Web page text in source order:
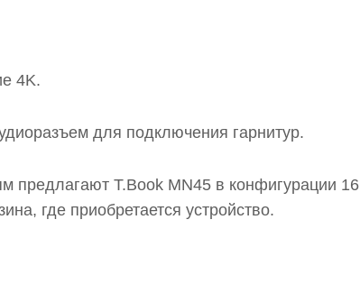
4K.
для подключения гарнитур.
T.Book MN45 в конфигурации 16
где приобретается устройство.